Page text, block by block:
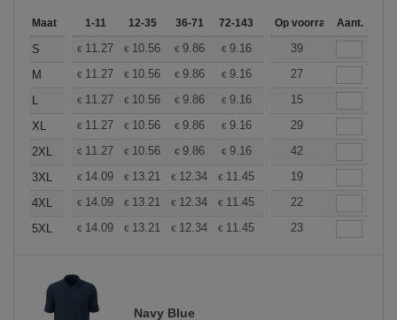
Maat 1-11 12-35 36-71 72-143 144-287 288 + Meer
Op voorraadAant.
S € 11.27 € 10.56 € 9.86 € 9.16 8.45
39
M
€ 11.27 € 10.56 € 9.86 € 9.16 8.45
27
L
€ 11.27 € 10.56 € 9.86 € 9.16 8.45
15
XL
€ 11.27 € 10.56 € 9.86 € 9.16 8.45
29
2XL
€ 11.27 € 10.56 € 9.86 € 9.16 8.45
42
3XL
€ 14.09 € 13.21 € 12.34 € 11.45 10.57
19
4XL
€ 14.09 € 13.21 € 12.34 € 11.45 10.57
22
5XL
€ 14.09 € 13.21 € 12.34 € 11.45 10.57
23
Navy Blue